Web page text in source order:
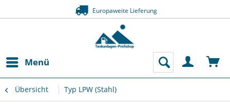
Europaweite Lieferung
Menü
Übersicht Typ LPW (Stahl)